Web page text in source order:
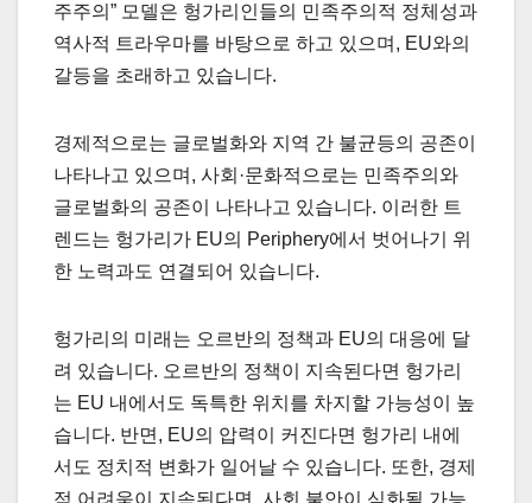
주주의” 모델은 헝가리인들의 민족주의적 정체성과
역사적 트라우마를 바탕으로 하고 있으며, EU와의
갈등을 초래하고 있습니다.
경제적으로는 글로벌화와 지역 간 불균등의 공존이
나타나고 있으며, 사회·문화적으로는 민족주의와
글로벌화의 공존이 나타나고 있습니다. 이러한 트
렌드는 헝가리가 EU의 Periphery에서 벗어나기 위
한 노력과도 연결되어 있습니다.
헝가리의 미래는 오르반의 정책과 EU의 대응에 달
려 있습니다. 오르반의 정책이 지속된다면 헝가리
는 EU 내에서도 독특한 위치를 차지할 가능성이 높
습니다. 반면, EU의 압력이 커진다면 헝가리 내에
서도 정치적 변화가 일어날 수 있습니다. 또한, 경제